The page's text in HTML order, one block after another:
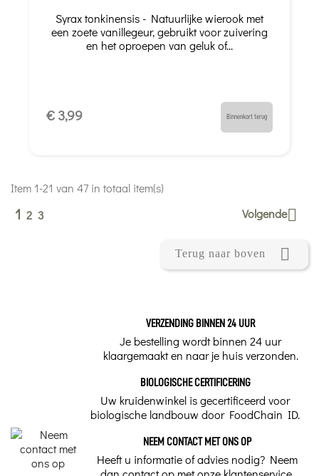
Syrax tonkinensis - Natuurlijke wierook met
een zoete vanillegeur, gebruikt voor zuivering
en het oproepen van geluk of...
€ 3,99 Binnenkort terug
Item 1-21 van 47 in totaal item(s)
1 2 3 Volgende
Terug naar boven 
VERZENDING BINNEN 24 UUR
Je bestelling wordt binnen 24 uur
klaargemaakt en naar je huis verzonden.
BIOLOGISCHE CERTIFICERING
Uw kruidenwinkel is gecertificeerd voor
biologische landbouw door FoodChain ID.
NEEM CONTACT MET ONS OP
Heeft u informatie of advies nodig? Neem